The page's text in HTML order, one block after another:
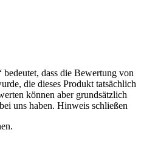
dass die Bewertung von
die dieses Produkt tatsächlich
können aber grundsätzlich
uns haben. Hinweis schließen